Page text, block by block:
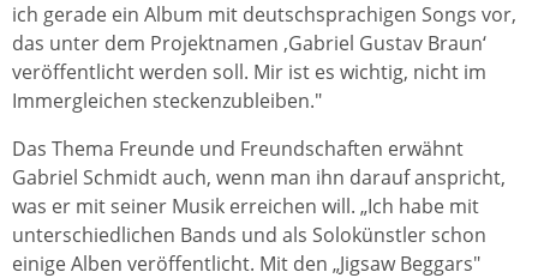
ich gerade ein Album mit deutschsprachigen Songs vor,
das unter dem Projektnamen ‚Gabriel Gustav Braun‘
veröffentlicht werden soll. Mir ist es wichtig, nicht im
Immergleichen steckenzubleiben."
Das Thema Freunde und Freundschaften erwähnt
Gabriel Schmidt auch, wenn man ihn darauf anspricht,
was er mit seiner Musik erreichen will. „Ich habe mit
unterschiedlichen Bands und als Solokünstler schon
einige Alben veröffentlicht. Mit den „Jigsaw Beggars"